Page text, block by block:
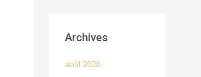
Archives
août 2026